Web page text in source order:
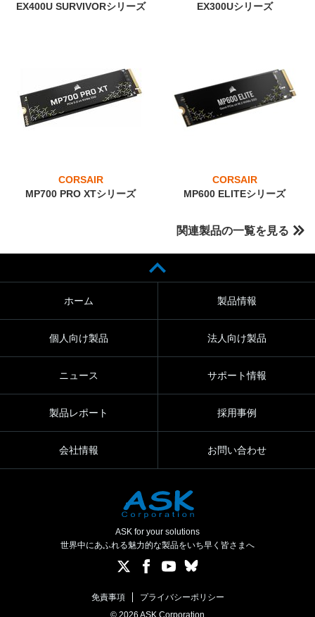
EX400U SURVIVORシリーズ
EX300Uシリーズ
CORSAIR
MP700 PRO XTシリーズ
CORSAIR
MP600 ELITEシリーズ
関連製品の一覧を見る
ホーム 製品情報
個人向け製品 法人向け製品
ニュース サポート情報
製品レポート 採用事例
会社情報 お問い合わせ
ASK for your solutions
世界中にあふれる魅力的な製品をいち早く皆さまへ
免責事項
プライバシーポリシー